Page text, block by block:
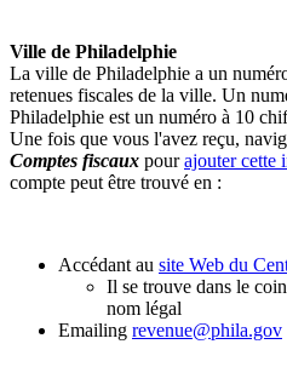
Ville de Philadelphie
La ville de Philadelphie a un
retenues fiscales de la ville. Un
Philadelphie est un numéro à 10
Une fois que vous l'avez reçu,
Comptes fiscaux pourajouter cette
compte peut être trouvé en :
Accédant au site Web du
Il se trouve dans le
nom légal
Emailing revenue@phila.gov